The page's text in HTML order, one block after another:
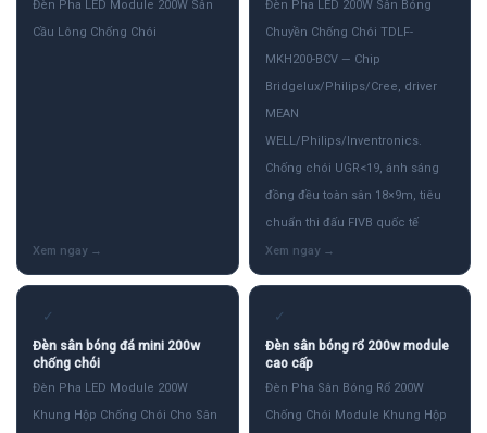
Đèn Pha LED Module 200W Sân
Cầu Lông Chống Chói
Đèn Pha LED 200W Sân Bóng
Chuyền Chống Chói TDLF-
MKH200-BCV — Chip
Bridgelux/Philips/Cree, driver
MEAN
WELL/Philips/Inventronics.
Chống chói UGR<19, ánh sáng
đồng đều toàn sân 18×9m, tiêu
chuẩn thi đấu FIVB quốc tế
✓
Đèn sân bóng đá mini 200w
chống chói
Đèn Pha LED Module 200W
Khung Hộp Chống Chói Cho Sân
✓
Đèn sân bóng rổ 200w module
cao cấp
Đèn Pha Sân Bóng Rổ 200W
Chống Chói Module Khung Hộp